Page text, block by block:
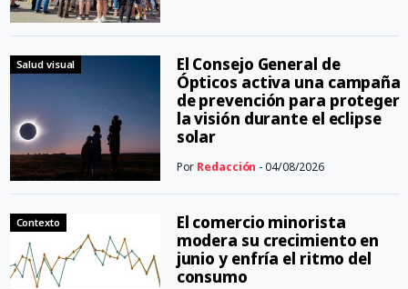
Salud visual
El Consejo General de
Ópticos activa una campaña
de prevención para proteger
la visión durante el eclipse
solar
Por Redacción - 04/08/2026
Contexto
El comercio minorista
modera su crecimiento en
junio y enfría el ritmo del
consumo